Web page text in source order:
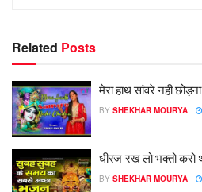
Related Posts
मेरा हाथ सांवरे नही
BY SHEKHAR MOURYA
धीरज रख लो भक्तो करो
BY SHEKHAR MOURYA